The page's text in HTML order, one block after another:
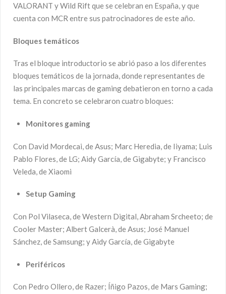
VALORANT y Wild Rift que se celebran en España, y que
cuenta con MCR entre sus patrocinadores de este año.
Bloques temáticos
Tras el bloque introductorio se abrió paso a los diferentes
bloques temáticos de la jornada, donde representantes de
las principales marcas de gaming debatieron en torno a cada
tema. En concreto se celebraron cuatro bloques:
Monitores gaming
Con David Mordecai, de Asus; Marc Heredia, de Iiyama; Luis
Pablo Flores, de LG; Aidy García, de Gigabyte; y Francisco
Veleda, de Xiaomi
Setup Gaming
Con Pol Vilaseca, de Western Digital, Abraham Srcheeto; de
Cooler Master; Albert Galcerà, de Asus; José Manuel
Sánchez, de Samsung; y Aidy García, de Gigabyte
Periféricos
Con Pedro Ollero, de Razer; Íñigo Pazos, de Mars Gaming;